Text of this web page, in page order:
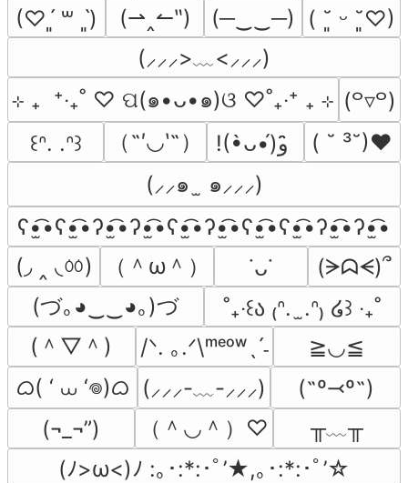
(♡ˊ͈ ꒳ ˋ͈)
(⇀‸↼‶) (─‿‿─)
( ˘͈ ᵕ ˘͈♡)
(⸝⸝⸝>﹏<⸝⸝⸝)
⊹ ₊  ⁺‧₊˚ ♡ ପ(๑•ᴗ•๑)ଓ ♡˚₊‧⁺ ₊ ⊹ (꒪▿꒪)
꒰ᐢ. .ᐢ꒱
（˶′◡‵˶）
( ˘ ³˘)♥
(⸝⸝๑  ̫ ๑⸝⸝⸝)
ʕ•̫͡•ʕ•̫͡•ʔ•̫͡•ʔ•̫͡•ʕ•̫͡•ʔ•̫͡•ʕ•̫͡•ʕ•̫͡•ʔ•̫͡•ʔ•̫͡•
(◞ ‸ ◟ㆀ)
（＾ω＾） ˙ᴗ˙
(ᗒᗣᗕ)՞
(づ｡◕‿‿◕｡)づ
˚₊‧꒰ა ₍ᐢ.  ̫.ᐢ₎ ໒꒱ ‧₊˚
(＾▽＾)
/ᐠ. ｡.ᐟ\ᵐᵉᵒʷˎˊ˗
≧◡≦
ᜊ( ‘ ⩊ ‘𖦹)ᜊ (⸝⸝⸝-﹏-⸝⸝⸝)
(˶º⤙º˶)
(¬_¬”)
（＾◡＾）♡
╥﹏╥
(ﾉ>ω<)ﾉ :｡･:*:･ﾟ’★,｡･:*:･ﾟ’☆